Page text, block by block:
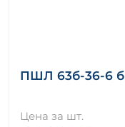
ПШЛ 63б-36-6 б
Цена за шт.